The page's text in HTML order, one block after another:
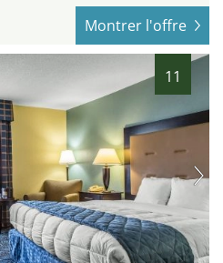
Montrer l'offre
11